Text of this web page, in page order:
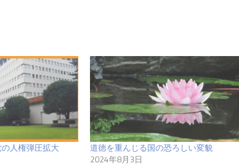
人権弾圧拡大
道徳を重んじる国の恐ろしい変貌
2024年8月3日